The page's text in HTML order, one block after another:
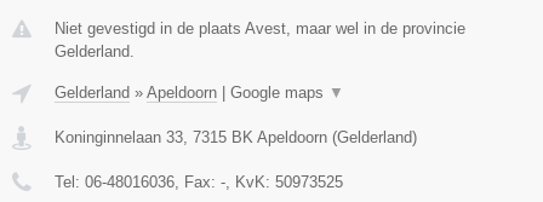
Niet gevestigd in de plaats Avest, maar wel in de provincie
Gelderland.
Gelderland » Apeldoorn Google maps ▼
Koninginnelaan 33 7315 BK Apeldoorn (Gelderland)
Tel: 06-48016036 , Fax: - , KvK: 50973525